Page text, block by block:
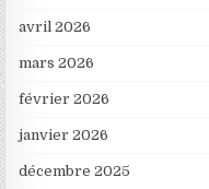
avril 2026
mars 2026
février 2026
janvier 2026
décembre 2025